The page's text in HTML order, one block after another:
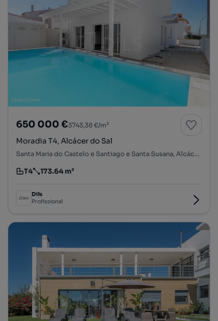
650 000 €3743,38 €/m²
Moradia T4, Alcácer do Sal
Santa Maria do Castelo e Santiago e Santa Susana, Alcácer do Sal, Setúbal
Tipologia
T4
Preço por metro quadrado
173.64 m²
Dils
Profissional